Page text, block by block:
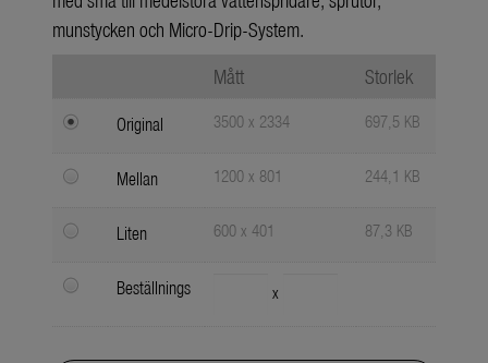
munstycken och Micro-Drip-System.
Mått
Storlek
Original 3500 x 2334 697,5 KB
Mellan 1200 x 801 244,1 KB
Liten 600 x 401 87,3 KB
Beställnings x